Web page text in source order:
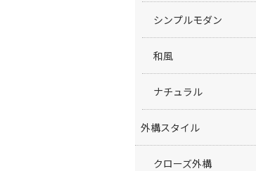
シンプルモダン
和風
ナチュラル
外構スタイル
クローズ外構